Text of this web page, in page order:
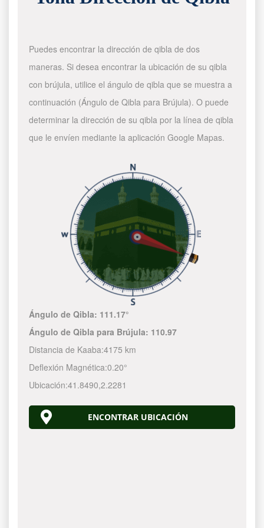
Puedes encontrar la dirección de qibla de dos
maneras. Si desea encontrar la ubicación de su qibla
con brújula, utilice el ángulo de qibla que se muestra a
continuación (Ángulo de Qibla para Brújula). O puede
determinar la dirección de su qibla por la línea de qibla
que le envíen mediante la aplicación Google Mapas.
Ángulo de Qibla: 111.17°
Ángulo de Qibla para Brújula: 110.97
Distancia de Kaaba:4175 km
Deflexión Magnética:0.20°
Ubicación:41.8490,2.2281
ENCONTRAR UBICACIÓN